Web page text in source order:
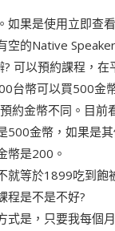
如果是使用立即查
空的Native
可以預約課程，在
台幣可以買500金
約金幣不同。目前
500金幣，如果是
幣是200。
就等於1899吃到飽
程是不是不好?
式是，只要我每個